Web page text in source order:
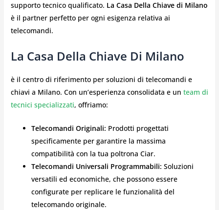
supporto tecnico qualificato. La Casa Della Chiave di Milano
è il partner perfetto per ogni esigenza relativa ai
telecomandi.
La Casa Della Chiave Di Milano
è il centro di riferimento per soluzioni di telecomandi e
chiavi a Milano. Con un’esperienza consolidata e un team di
tecnici specializzati, offriamo:
Telecomandi Originali: Prodotti progettati
specificamente per garantire la massima
compatibilità con la tua poltrona Ciar.
Telecomandi Universali Programmabili: Soluzioni
versatili ed economiche, che possono essere
configurate per replicare le funzionalità del
telecomando originale.